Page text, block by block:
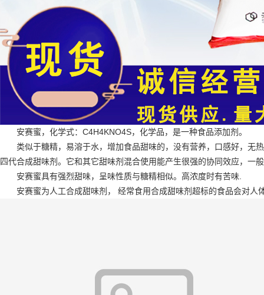
安赛蜜，化学式：C4H4KNO4S，化学品，是一种食品添加剂。
类似于糖精，易溶于水，增加食品甜味的，没有营养，口感好，无
四代合成甜味剂。它和其它甜味剂混合使用能产生很强的协同效应，一
安赛蜜具有强烈甜味，呈味性质与糖精相似。高浓度时有苦味.
安赛蜜为人工合成甜味剂， 经常食用合成甜味剂超标的食品会对